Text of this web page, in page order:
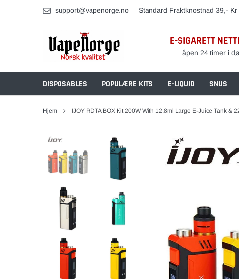
support@vapenorge.no Standard Fraktknostnad 39,- Kr
E-SIGARETT
åpen 24 timer i
DISPOSABLES POPULÆRE KITS E-LIQUID SNUS
Hjem IJOY RDTA BOX Kit 200W With 12.8ml Large E-Juice Tank &